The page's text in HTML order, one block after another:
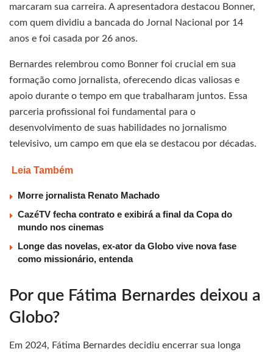
marcaram sua carreira. A apresentadora destacou Bonner,
com quem dividiu a bancada do Jornal Nacional por 14
anos e foi casada por 26 anos.
Bernardes relembrou como Bonner foi crucial em sua
formação como jornalista, oferecendo dicas valiosas e
apoio durante o tempo em que trabalharam juntos. Essa
parceria profissional foi fundamental para o
desenvolvimento de suas habilidades no jornalismo
televisivo, um campo em que ela se destacou por décadas.
Leia Também
Morre jornalista Renato Machado
CazéTV fecha contrato e exibirá a final da Copa do
mundo nos cinemas
Longe das novelas, ex-ator da Globo vive nova fase
como missionário, entenda
Por que Fátima Bernardes deixou a
Globo?
Em 2024, Fátima Bernardes decidiu encerrar sua longa